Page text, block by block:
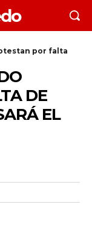
por falta
DE
EL